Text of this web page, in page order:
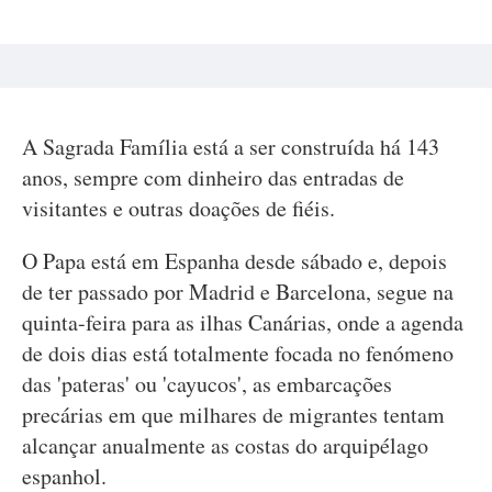
A Sagrada Família está a ser construída há 143
anos, sempre com dinheiro das entradas de
visitantes e outras doações de fiéis.
O Papa está em Espanha desde sábado e, depois
de ter passado por Madrid e Barcelona, segue na
quinta-feira para as ilhas Canárias, onde a agenda
de dois dias está totalmente focada no fenómeno
das 'pateras' ou 'cayucos', as embarcações
precárias em que milhares de migrantes tentam
alcançar anualmente as costas do arquipélago
espanhol.